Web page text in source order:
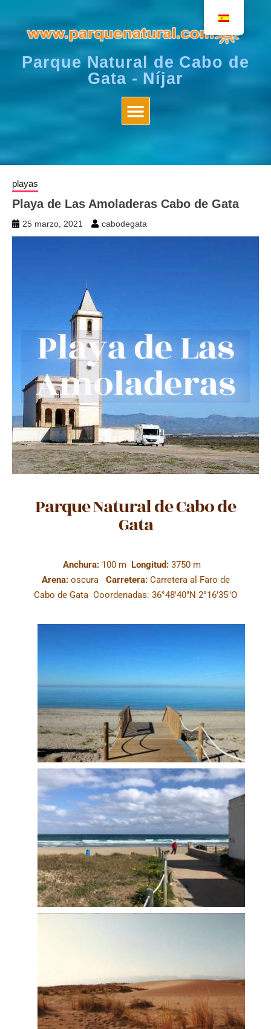
Parque Natural de Cabo de
Gata - Níjar
playas
Playa de Las Amoladeras Cabo de Gata
25 marzo, 2021 cabodegata
Playa de Las
Amoladeras
Parque Natural de Cabo de
Gata
Anchura: 100 m Longitud: 3750 m
Arena: oscura Carretera: Carretera al Faro de
Cabo de Gata Coordenadas: 36°48′40″N 2°16′35″O